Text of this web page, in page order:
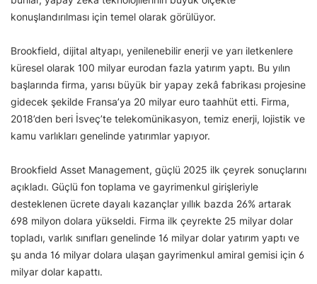
konuşlandırılması için temel olarak görülüyor.
Brookfield, dijital altyapı, yenilenebilir enerji ve yarı iletkenlere
küresel olarak 100 milyar eurodan fazla yatırım yaptı. Bu yılın
başlarında firma, yarısı büyük bir yapay zekâ fabrikası projesine
gidecek şekilde Fransa’ya 20 milyar euro taahhüt etti. Firma,
2018’den beri İsveç’te telekomünikasyon, temiz enerji, lojistik ve
kamu varlıkları genelinde yatırımlar yapıyor.
Brookfield Asset Management, güçlü 2025 ilk çeyrek sonuçlarını
açıkladı. Güçlü fon toplama ve gayrimenkul girişleriyle
desteklenen ücrete dayalı kazançlar yıllık bazda 26% artarak
698 milyon dolara yükseldi. Firma ilk çeyrekte 25 milyar dolar
topladı, varlık sınıfları genelinde 16 milyar dolar yatırım yaptı ve
şu anda 16 milyar dolara ulaşan gayrimenkul amiral gemisi için 6
milyar dolar kapattı.